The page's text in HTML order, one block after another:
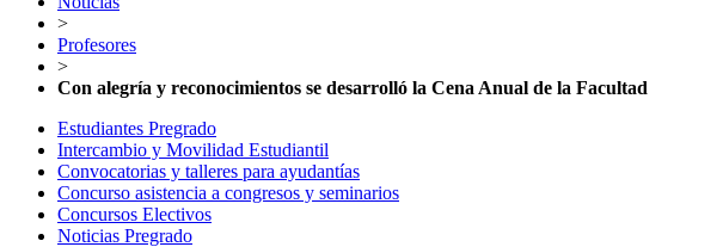
>
Profesores
>
Con alegría y reconocimientos se desarrolló la Cena Anual de la Facultad
Estudiantes Pregrado
Intercambio y Movilidad Estudiantil
Convocatorias y talleres para ayudantías
Concurso asistencia a congresos y seminarios
Concursos Electivos
Noticias Pregrado